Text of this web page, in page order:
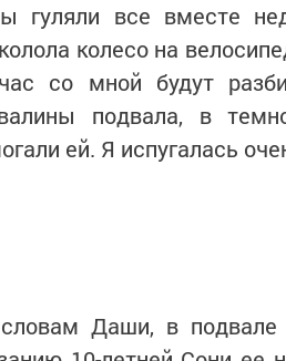
гуляли все вместе
колесо на
со мной будут
подвала, в
ей. Я испугалась
Даши, в подвале